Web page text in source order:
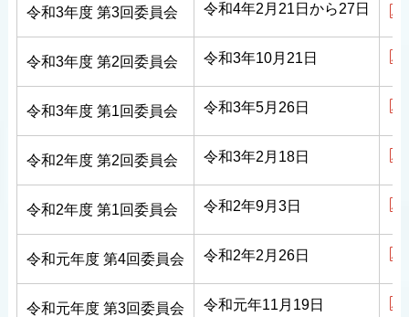
令和3年度 第3回委員会 令和4年2月21日から27日
令和3年度 第2回委員会 令和3年10月21日
令和3年度 第1回委員会 令和3年5月26日
令和2年度 第2回委員会 令和3年2月18日
令和2年度 第1回委員会 令和2年9月3日
令和元年度 第4回委員会 令和2年2月26日
令和元年度 第3回委員会 令和元年11月19日